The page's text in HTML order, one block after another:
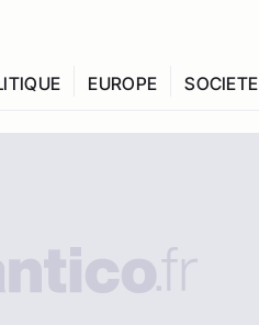
EUROPE SOCIETE